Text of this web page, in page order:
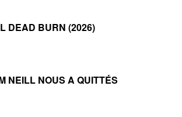
DEAD BURN (2026)
NEILL NOUS A QUITTÉS